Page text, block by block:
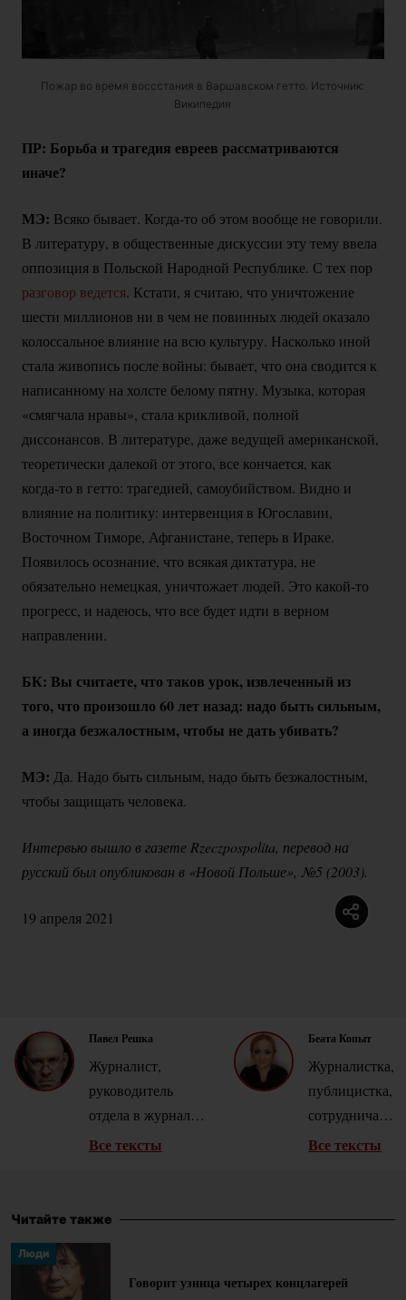
Пожар во время воссстания в Варшавском гетто. Источник:
Википедия
ПР: Борьба и трагедия евреев рассматриваются
иначе?
МЭ: Всяко бывает. Когда-то об этом вообще не говорили.
В литературу, в общественные дискуссии эту тему ввела
оппозиция в Польской Народной Республике. С тех пор
разговор ведется. Кстати, я считаю, что уничтожение
шести миллионов ни в чем не повинных людей оказало
колоссальное влияние на всю культуру. Насколько иной
стала живопись после войны: бывает, что она сводится к
написанному на холсте белому пятну. Музыка, которая
«смягчала нравы», стала крикливой, полной
диссонансов. В литературе, даже ведущей американской,
теоретически далекой от этого, все кончается, как
когда-то в гетто: трагедией, самоубийством. Видно и
влияние на политику: интервенция в Югославии,
Восточном Тиморе, Афганистане, теперь в Ираке.
Появилось осознание, что всякая диктатура, не
обязательно немецкая, уничтожает людей. Это какой-то
прогресс, и надеюсь, что все будет идти в верном
направлении.
БК: Вы считаете, что таков урок, извлеченный из
того, что произошло 60 лет назад: надо быть сильным,
а иногда безжалостным, чтобы не дать убивать?
МЭ: Да. Надо быть сильным, надо быть безжалостным,
чтобы защищать человека.
Интервью вышло в газете Rzeczpospolita, перевод на
русский был опубликован в «Новой Польше», №5 (2003).
19 апреля 2021
Павел Решка
Журналист,
руководитель
отдела в журнале
Polityka. Автор
Bogowie
krytyczny
Все тексты
Беата Копыт
Журналистка,
публицистка,
сотрудничала
с
фонде
Все тексты
Читайте также
Люди
Говорит узница четырех концлагерей